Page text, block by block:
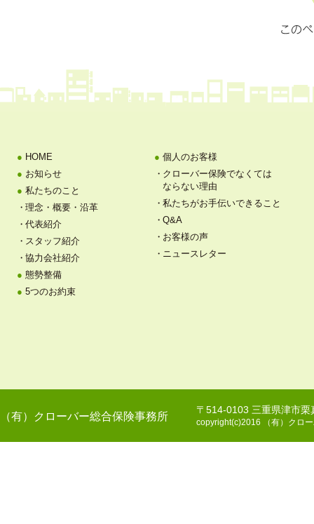
HOME
お知らせ
私たちのこと
理念・概要・沿革
代表紹介
スタッフ紹介
協力会社紹介
態勢整備
5つのお約束
個人のお客様
クローバー保険でなくては
ならない理由
私たちがお手伝いできること
Q&A
お客様の声
ニュースレター
（有）クローバー総合保険事務所
〒514-0103 三重県津市
copyright(c)2016 （有）クロ